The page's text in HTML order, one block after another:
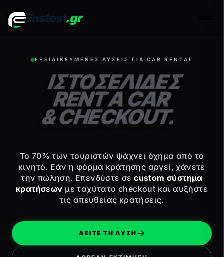
Fastest.gr
ΕΞΕΙΔΙΚΕΥΜΕΝΕΣ ΛΥΣΕΙΣ ΓΙΑ CAR RENTAL
ΙΣΤΟΣΕΛΙΔΕΣ
RENT A CAR
& CHECKOUT.
Το 70% των τουριστών ψάχνει όχημα από το
κινητό. Εάν η φόρμα κράτησης αργεί, χάνετε
την πώληση. Επενδύστε σεcustom σύστημα
κρατήσεων με ταχύτατο checkout και αυξήστε
τις απευθείας κρατήσεις.
ΔΕΙΤΕ ΤΗ ΛΥΣΗ